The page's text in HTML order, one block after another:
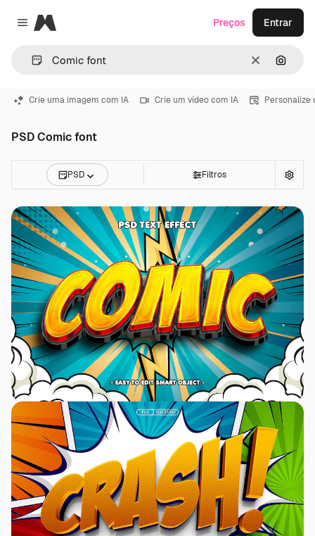
Close menu
Magnific
Limpar
Preços Entrar
Crie uma imagem com IA Crie um vídeo com IA Personalize
PSD Comic font
PSD Filtros